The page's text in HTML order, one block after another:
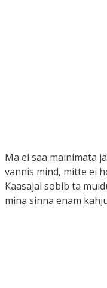
Ma ei saa mainimata
vannis mind, mitte ei
Kaasajal sobib ta
mina sinna enam